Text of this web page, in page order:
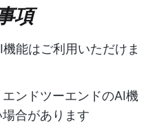
項
能はご利用いただけま
ンドツーエンドのAI機
合があります